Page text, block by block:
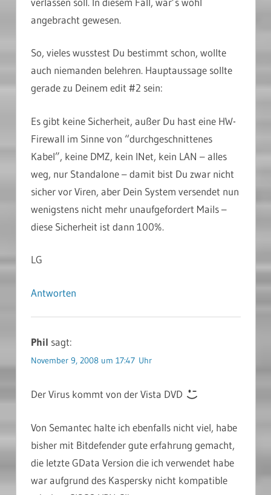
angebracht gewesen.
So, vieles wusstest Du bestimmt schon, wollte
auch niemanden belehren. Hauptaussage sollte
gerade zu Deinem edit #2 sein:
Es gibt keine Sicherheit, außer Du hast eine HW-
Firewall im Sinne von “durchgeschnittenes
Kabel”, keine DMZ, kein INet, kein LAN – alles
weg, nur Standalone – damit bist Du zwar nicht
sicher vor Viren, aber Dein System versendet nun
wenigstens nicht mehr unaufgefordert Mails –
diese Sicherheit ist dann 100%.
LG
Antworten
Phil sagt:
November 9, 2008 um 17:47 Uhr
Der Virus kommt von der Vista DVD
Von Semantec halte ich ebenfalls nicht viel, habe
bisher mit Bitdefender gute erfahrung gemacht,
die letzte GData Version die ich verwendet habe
war aufgrund des Kaspersky nicht kompatible